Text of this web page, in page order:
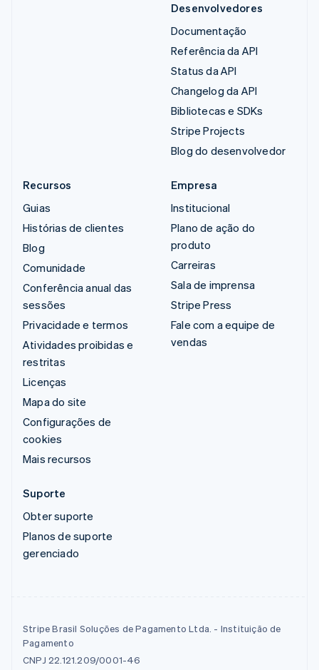
Desenvolvedores
Documentação
Referência da API
Status da API
Changelog da API
Bibliotecas e SDKs
Stripe Projects
Blog do desenvolvedor
Recursos
Guias
Histórias de clientes
Blog
Comunidade
Conferência anual das
sessões
Privacidade e termos
Atividades proibidas e
restritas
Licenças
Mapa do site
Configurações de
cookies
Mais recursos
Empresa
Institucional
Plano de ação do
produto
Carreiras
Sala de imprensa
Stripe Press
Fale com a equipe de
vendas
Suporte
Obter suporte
Planos de suporte
gerenciado
Stripe Brasil Soluções de Pagamento Ltda. - Instituição de
Pagamento
CNPJ 22.121.209/0001-46